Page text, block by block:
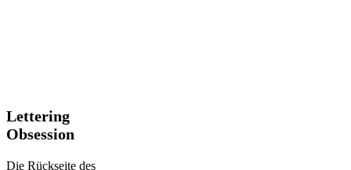
Lettering
Obsession
Lettering
Obsession
Die Rückseite des